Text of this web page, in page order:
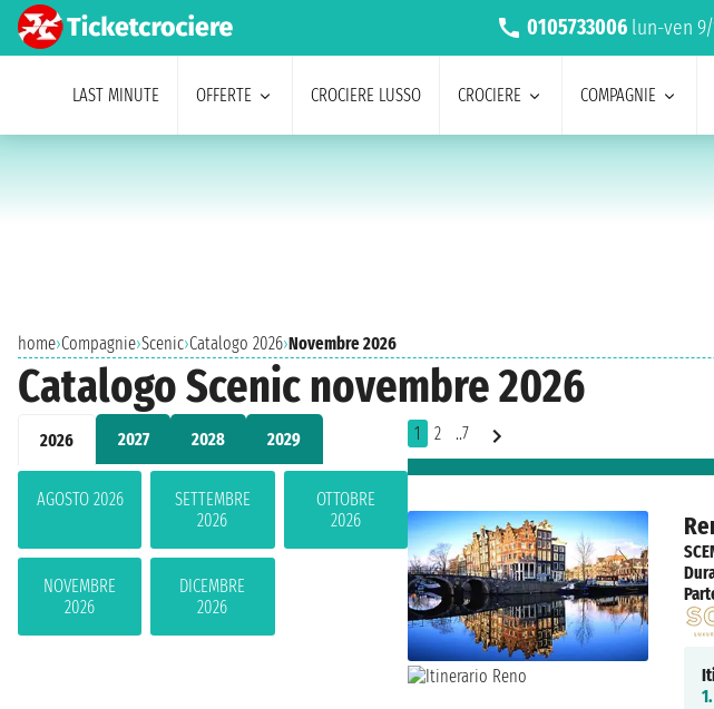
0105733006 lun-ven
LAST MINUTE OFFERTE CROCIERE LUSSO CROCIERE COMPAGNIE
home›Compagnie›Scenic›Catalogo 2026›Novembre 2026
Catalogo Scenic novembre 2026
2026 2027 2028 2029
AGOSTO 2026
SETTEMBRE
2026
OTTOBRE
2026
NOVEMBRE
2026
DICEMBRE
2026
1 2 ..7
1.